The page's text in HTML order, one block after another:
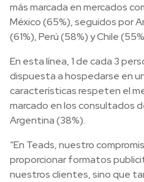
más marcada en mercados
México (65%), seguidos por
(61%), Perú (58%) y Chile
En esta línea, 1 de cada 3
dispuesta a hospedarse en
características respeten el
marcado en los consultados
Argentina (38%).
“En Teads, nuestro
proporcionar formatos
nuestros clientes, sino que